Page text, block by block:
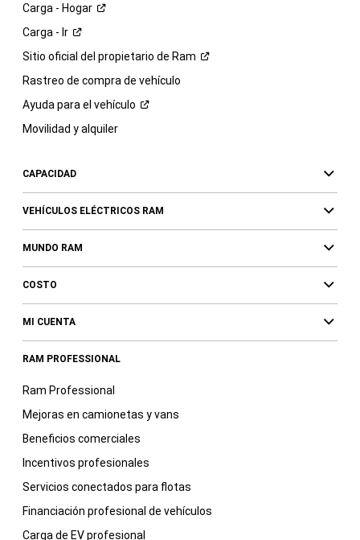
Carga - Hogar
Carga - Ir
Sitio oficial del propietario de Ram
Rastreo de compra de vehículo
Ayuda para el vehículo
Movilidad y alquiler
CAPACIDAD
VEHÍCULOS ELÉCTRICOS RAM
MUNDO RAM
COSTO
MI CUENTA
RAM PROFESSIONAL
Ram Professional
Mejoras en camionetas y vans
Beneficios comerciales
Incentivos profesionales
Servicios conectados para flotas
Financiación profesional de vehículos
Carga de EV profesional